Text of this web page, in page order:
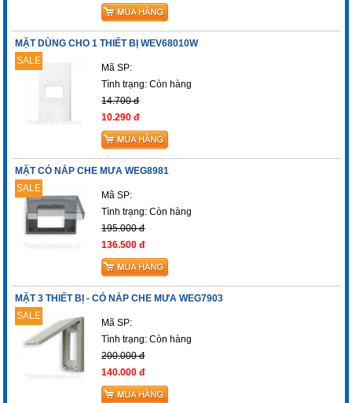
MẶT DÙNG CHO 1 THIẾT BỊ WEV68010W
SALE
Mã SP:
Tình trạng:Còn hàng
14.700 đ
10.290 đ
MẶT CÓ NẮP CHE MƯA WEG8981
SALE
Mã SP:
Tình trạng:Còn hàng
195.000 đ
136.500 đ
MẶT 3 THIẾT BỊ - CÓ NẮP CHE MƯA WEG7903
SALE
Mã SP:
Tình trạng:Còn hàng
200.000 đ
140.000 đ